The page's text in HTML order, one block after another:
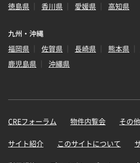
徳島県
香川県 愛媛県 高知県
九州・沖縄
福岡県
佐賀県 長崎県 熊本県
鹿児島県
沖縄県
CREフォーラム 物件内覧会 その
サイト紹介 このサイトについて